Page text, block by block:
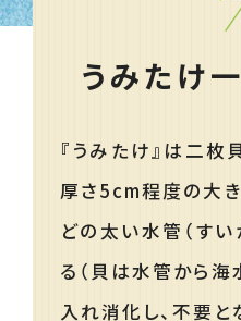
うみたけ
『うみたけ』は二枚
厚さ5cm程度の大
どの太い水管（す
る（貝は水管から
入れ消化し、不要